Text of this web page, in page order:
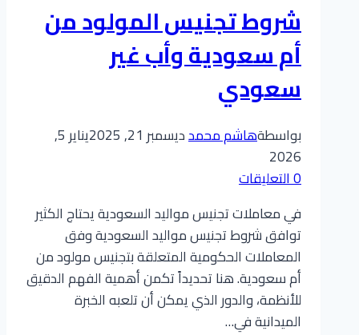
خطوات
وشروط
واضحة
شروط تجنيس المولود من
أم سعودية وأب غير
سعودي
بواسطةهاشم محمدديسمبر 21, 2025
يناير 5,
2026
0 التعليقات
في معاملات تجنيس مواليد السعودية يحتاج الكثير
توافق شروط تجنيس مواليد السعودية وفق
المعاملات الحكومية المتعلقة بتجنيس مولود من
أم سعودية. هنا تحديداً تكمن أهمية الفهم الدقيق
للأنظمة، والدور الذي يمكن أن تلعبه الخبرة
الميدانية في…